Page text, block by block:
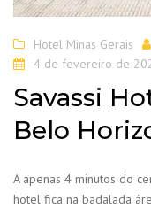
Hotel Minas Gerais
4 de fevereiro de
Savassi
Belo
A apenas 4 minutos do
hotel fica na badalada